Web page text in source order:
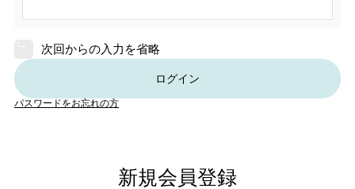
次回からの入力を省略
ログイン
パスワードをお忘れの方
新規会員登録